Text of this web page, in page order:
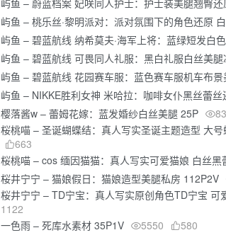
屿鱼 – 蔚蓝档案 妃咲同人护士：护士装美腿翘臀
屿鱼 – 桃乐丝·黎明派对：派对氛围下的角色还原
屿鱼 – 碧蓝航线 纳希莫夫·海军上将：蓝绿短发白
屿鱼 – 碧蓝航线 可畏同人礼服：黑白礼服白丝美
屿鱼 – 碧蓝航线 花园赛车服：蓝色赛车服机车布
屿鱼 – NIKKE胜利女神 米哈拉：咖啡女仆黑丝蕾丝
樱落酱w – 蕾姆花嫁：蓝发婚纱白丝美腿 25P
桜桃喵 – 圣诞蝴蝶结：真人写实圣诞主题造型 大
663
桜桃喵 – cos 缅因猫猫：真人写实可爱猫娘 白丝
桜井宁宁 – 猫娘假日：猫娘造型美腿私房 112P2V
桜井宁宁 – TD宁宝：真人写实原创角色TD宁宝
1122
一色雨 – 死库水素材 35P1V 5550
580